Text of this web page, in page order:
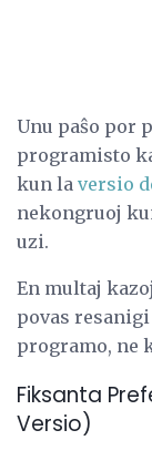
Unu paŝo por
programisto
kun la versio
nekongruoj
uzi.
En multaj
povas
programo, ne
Fiksanta
Versio)